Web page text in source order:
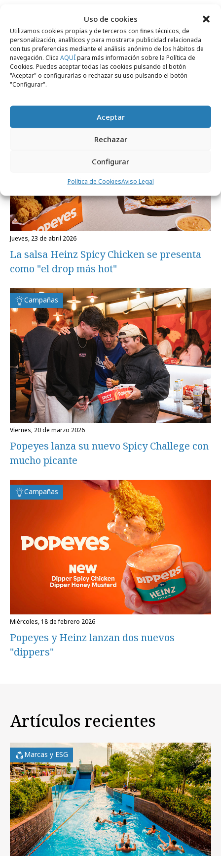
Uso de cookies
Utilizamos cookies propias y de terceros con fines técnicos, de
personalización, analíticos y para mostrarte publicidad relacionada
con tus preferencias mediante el análisis anónimo de los hábitos de
navegación. Clica AQUÍpara más información sobre la Política de
Cookies. Puedes aceptar todas las cookies pulsando el botón
"Aceptar" o configurarlas o rechazar su uso pulsando el botón
"Configurar".
Aceptar
Rechazar
Configurar
Política de CookiesAviso Legal
Noticias Relacionadas
Campañas
jueves, 23 de abril 2026
La salsa Heinz Spicy Chicken se presenta
como "el drop más hot"
Campañas
viernes, 20 de marzo 2026
Popeyes lanza su nuevo Spicy Challege con
mucho picante
Campañas
miércoles, 18 de febrero 2026
Popeyes y Heinz lanzan dos nuevos
"dippers"
Artículos recientes
Marcas y ESG